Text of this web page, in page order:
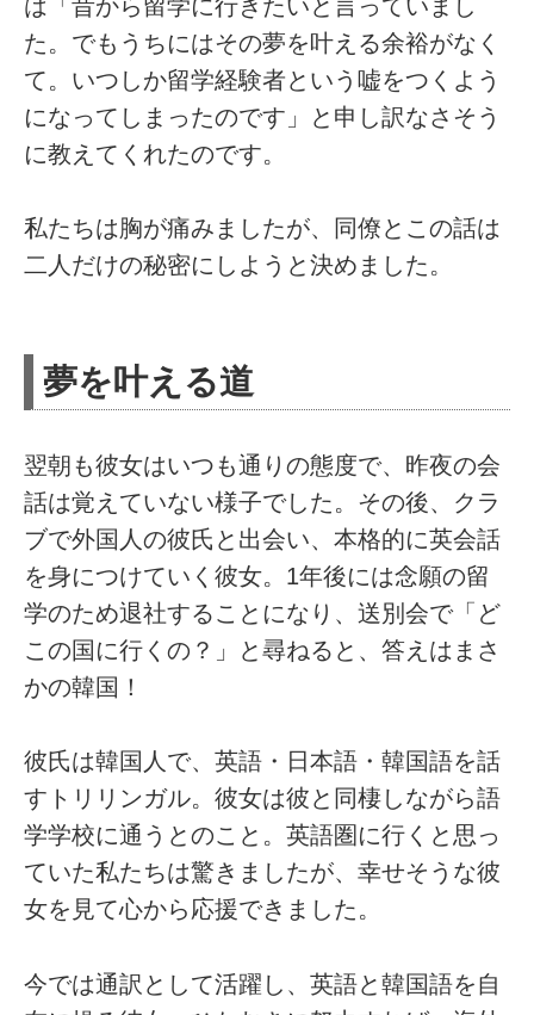
は「昔から留学に行きたいと言っていまし
た。でもうちにはその夢を叶える余裕がなく
て。いつしか留学経験者という嘘をつくよう
になってしまったのです」と申し訳なさそう
に教えてくれたのです。
私たちは胸が痛みましたが、同僚とこの話は
二人だけの秘密にしようと決めました。
夢を叶える道
翌朝も彼女はいつも通りの態度で、昨夜の会
話は覚えていない様子でした。その後、クラ
ブで外国人の彼氏と出会い、本格的に英会話
を身につけていく彼女。1年後には念願の留
学のため退社することになり、送別会で「ど
この国に行くの？」と尋ねると、答えはまさ
かの韓国！
彼氏は韓国人で、英語・日本語・韓国語を話
すトリリンガル。彼女は彼と同棲しながら語
学学校に通うとのこと。英語圏に行くと思っ
ていた私たちは驚きましたが、幸せそうな彼
女を見て心から応援できました。
今では通訳として活躍し、英語と韓国語を自